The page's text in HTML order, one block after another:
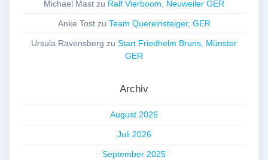
Michael Mast zu Ralf Vierboom, Neuweiler GER
Anke Tostzu Team Quereinsteiger, GER
Ursula Ravensberg zu Start Friedhelm Bruns, Münster
GER
Archiv
August 2026
Juli 2026
September 2025